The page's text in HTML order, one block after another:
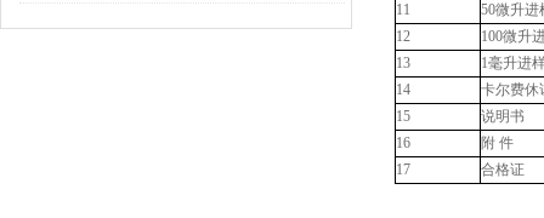
11
50微升进
12
100微升
13
1毫升进
14
卡尔费休
15
说明书
16
附 件
17
合格证